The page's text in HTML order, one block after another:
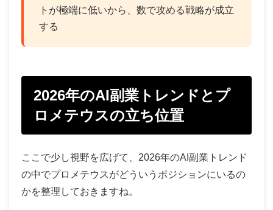
トが極端に低いから、数で攻める戦略が成立
する
2026年のAI副業トレンドとプ
ロメテウスの立ち位置
ここで少し視野を広げて、2026年のAI副業トレンド
の中でプロメテウスがどういうポジションにいるの
かを整理しておきますね。